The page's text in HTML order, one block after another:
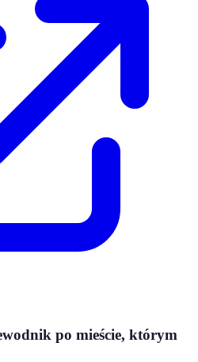
po mieście, którym